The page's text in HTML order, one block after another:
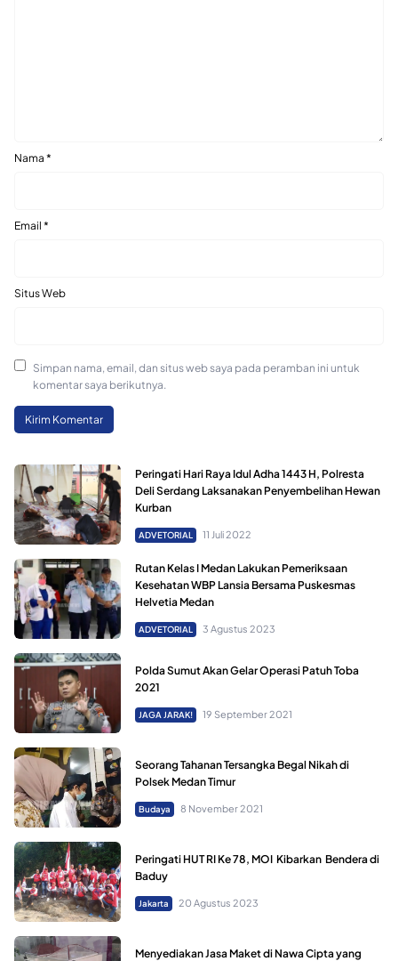
Nama *
Email *
Situs Web
Simpan nama, email, dan situs web saya pada peramban ini untuk
komentar saya berikutnya.
Peringati Hari Raya Idul Adha 1443 H, Polresta
Deli Serdang Laksanakan Penyembelihan Hewan
Kurban
ADVETORIAL 11 Juli 2022
Rutan Kelas I Medan Lakukan Pemeriksaan
Kesehatan WBP Lansia Bersama Puskesmas
Helvetia Medan
ADVETORIAL 3 Agustus 2023
Polda Sumut Akan Gelar Operasi Patuh Toba
2021
JAGA JARAK! 19 September 2021
Seorang Tahanan Tersangka Begal Nikah di
Polsek Medan Timur
Budaya 8 November 2021
Peringati HUT RI Ke 78, MOI Kibarkan Bendera di
Baduy
Jakarta 20 Agustus 2023
Menyediakan Jasa Maket di Nawa Cipta yang